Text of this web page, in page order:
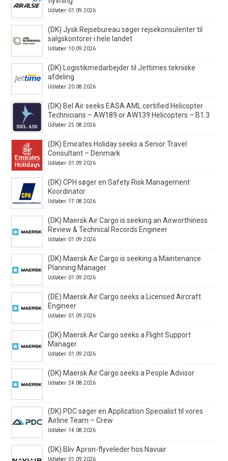
Udløber: 01.09.2026
(DK) Jysk Rejsebureau søger rejsekonsulenter til
salgskontorer i hele landet
Udløber: 10.09.2026
(DK) Logistikmedarbejder til Jettimes tekniske
afdeling
Udløber: 20.08.2026
(DK) Bel Air seeks EASA AML certified Helicopter
Technicians – AW189 or AW139 Helicopters – B1.3
Udløber: 25.08.2026
(DK) Emirates Holiday seeks a Senior Travel
Consultant – Denmark
Udløber: 01.09.2026
(DK) CPH søger en Safety Risk Management
Koordinator
Udløber: 17.08.2026
(DK) Maersk Air Cargo is seeking an Airworthiness
Review & Technical Records Engineer
Udløber: 01.09.2026
(DK) Maersk Air Cargo is seeking a Maintenance
Planning Manager
Udløber: 01.09.2026
(DE) Maersk Air Cargo seeks a Licensed Aircraft
Engineer
Udløber: 01.09.2026
(DK) Maersk Air Cargo seeks a Flight Support
Manager
Udløber: 01.09.2026
(DK) Maersk Air Cargo seeks a People Advisor
Udløber: 24.08.2026
(DK) PDC søger en Application Specialist til vores
Airline Team – Crew
Udløber: 14.08.2026
(DK) Bliv Apron-flyveleder hos Naviair
Udløber: 01.09.2026